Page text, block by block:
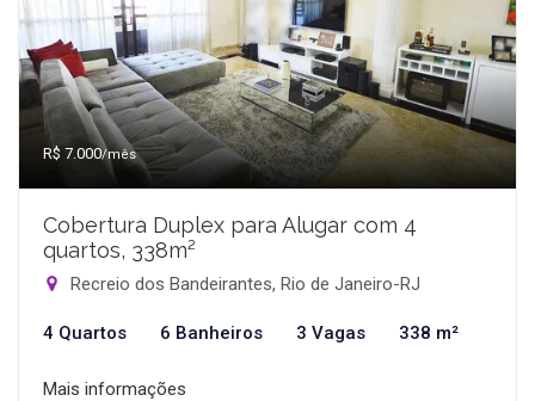
R$ 7.000/mês
Cobertura Duplex para Alugar com 4
quartos, 338m²
Recreio dos Bandeirantes, Rio de Janeiro-RJ
4 Quartos 6 Banheiros 3 Vagas 338 m²
Mais informações